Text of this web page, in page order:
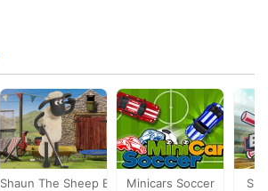
Shaun The Sheep Baahmy GolfMinicars Soccer